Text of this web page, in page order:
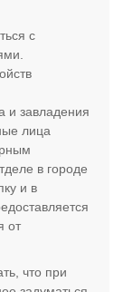
с
и завладения
лица
в городе
и в
от
что при